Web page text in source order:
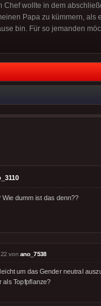
Chef wollte in dem
Papa zu kümmern,
bin. Für so jemanden
dumm ist das denn??
von ano_7538
um das Gender neutral
als Topfpflanze?